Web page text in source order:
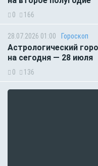
0 166
28.07.2026 01:00 Гороскоп
Астрологический
на сегодня — 28 июля
0 136